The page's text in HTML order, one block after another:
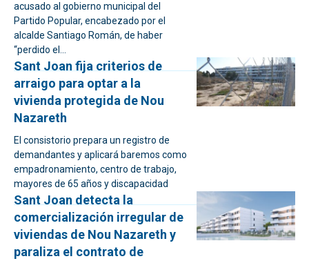
acusado al gobierno municipal del
Partido Popular, encabezado por el
alcalde Santiago Román, de haber
“perdido el...
Sant Joan fija criterios de
arraigo para optar a la
vivienda protegida de Nou
Nazareth
El consistorio prepara un registro de
demandantes y aplicará baremos como
empadronamiento, centro de trabajo,
mayores de 65 años y discapacidad
Sant Joan detecta la
comercialización irregular de
viviendas de Nou Nazareth y
paraliza el contrato de